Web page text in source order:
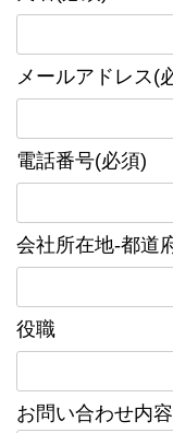
メールアドレス(
電話番号(必須)
会社所在地-都道
役職
お問い合わせ内容